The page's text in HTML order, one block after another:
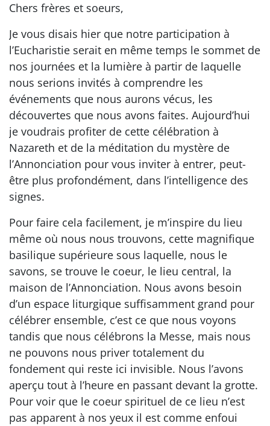
Chers frères et soeurs,
Je vous disais hier que notre participation à
l’Eucharistie serait en même temps le sommet de
nos journées et la lumière à partir de laquelle
nous serions invités à comprendre les
événements que nous aurons vécus, les
découvertes que nous avons faites. Aujourd’hui
je voudrais profiter de cette célébration à
Nazareth et de la méditation du mystère de
l’Annonciation pour vous inviter à entrer, peut-
être plus profondément, dans l’intelligence des
signes.
Pour faire cela facilement, je m’inspire du lieu
même où nous nous trouvons, cette magnifique
basilique supérieure sous laquelle, nous le
savons, se trouve le coeur, le lieu central, la
maison de l’Annonciation. Nous avons besoin
d’un espace liturgique suffisamment grand pour
célébrer ensemble, c’est ce que nous voyons
tandis que nous célébrons la Messe, mais nous
ne pouvons nous priver totalement du
fondement qui reste ici invisible. Nous l’avons
aperçu tout à l’heure en passant devant la grotte.
Pour voir que le coeur spirituel de ce lieu n’est
pas apparent à nos yeux il est comme enfoui